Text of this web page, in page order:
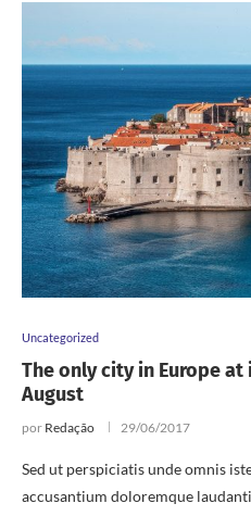
Uncategorized
The only city in Europe
August
por Redação 29/06/2017
Sed ut perspiciatis unde omnis
accusantium doloremque